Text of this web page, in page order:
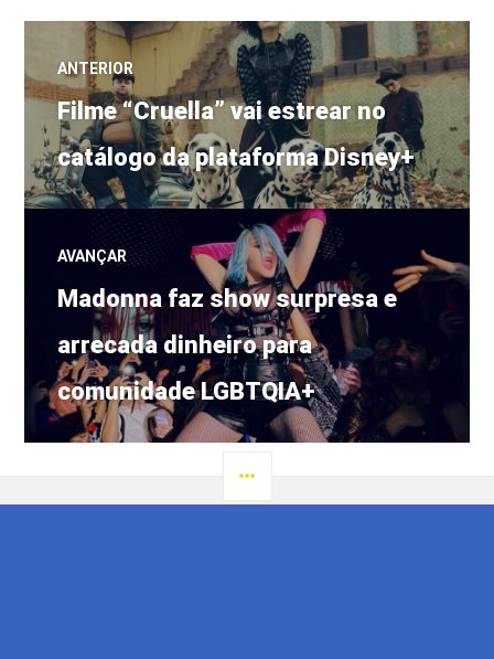
Navegação
de
Post
ANTERIOR
Post
anterior:
Filme “Cruella” vai estrear no
catálogo da plataforma Disney+
AVANÇAR
Próximo
post:
Madonna faz show surpresa e
arrecada dinheiro para
comunidade LGBTQIA+